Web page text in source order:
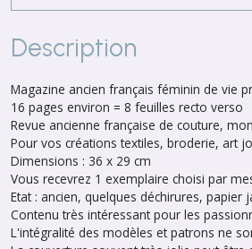
Description
Magazine ancien français féminin de vie
16 pages environ = 8 feuilles recto verso
Revue ancienne française de couture,
Pour vos créations textiles, broderie, art
Dimensions : 36 x 29 cm
Vous recevrez 1 exemplaire choisi par
Etat : ancien, quelques déchirures,
Contenu très intéressant pour les
L'intégralité des modèles et patrons ne